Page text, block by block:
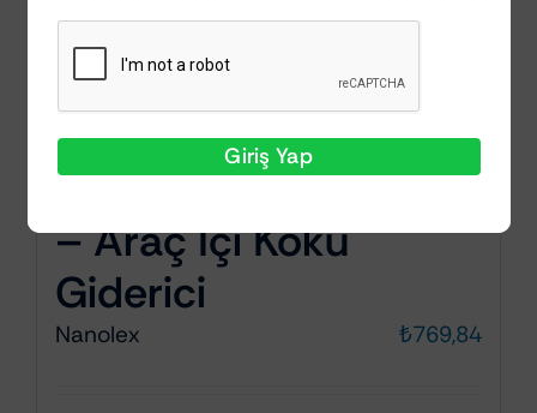
Nanolex Odex 200ML
– Araç Içi Koku
Giderici
Nanolex ₺769,84
Giriş Yap